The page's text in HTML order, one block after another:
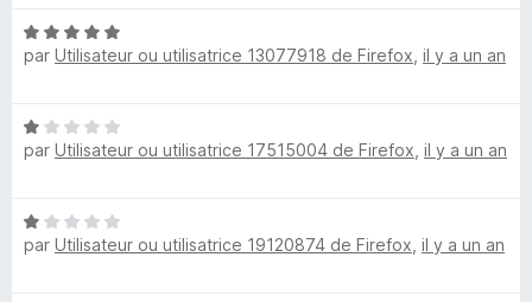
r
5
é
5
r
5
N
o
5
s
5
par Utilisateur ou utilisatrice 13077918 de Firefox il y a un an
N
o
1
s
par Utilisateur ou utilisatrice 17515004 de Firefox il y a un an
N
o
par Utilisateur ou utilisatrice 19120874 de Firefox il y a un an